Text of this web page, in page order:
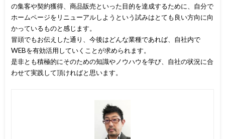
の集客や契約獲得、商品販売といった目的を達成するために、自分で
ホームページをリニューアルしようという試みはとても良い方向に向
かっているものと感じます。
冒頭でもお伝えした通り、今後はどんな業種であれば、自社内で
WEBを有効活用していくことが求められます。
是非とも積極的にそのための知識やノウハウを学び、自社の状況に合
わせて実践して頂ければと思います。